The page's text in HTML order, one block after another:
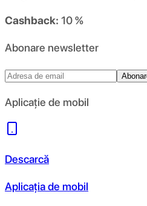
Cashback: 10 %
Abonare newsletter
Aplicație de mobil
Descarcă
Aplicația de mobil